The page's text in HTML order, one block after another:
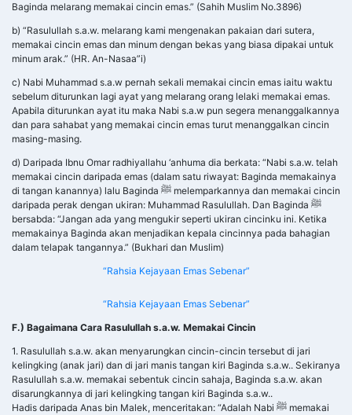
Baginda melarang memakai cincin emas.” (Sahih Muslim No.3896)
b) “Rasulullah s.a.w. melarang kami mengenakan pakaian dari sutera,
memakai cincin emas dan minum dengan bekas yang biasa dipakai untuk
minum arak.” (HR. An-Nasaa”i)
c) Nabi Muhammad s.a.w pernah sekali memakai cincin emas iaitu waktu
sebelum diturunkan lagi ayat yang melarang orang lelaki memakai emas.
Apabila diturunkan ayat itu maka Nabi s.a.w pun segera menanggalkannya
dan para sahabat yang memakai cincin emas turut menanggalkan cincin
masing-masing.
d) Daripada Ibnu Omar radhiyallahu ‘anhuma dia berkata: “Nabi s.a.w. telah
memakai cincin daripada emas (dalam satu riwayat: Baginda memakainya
di tangan kanannya) lalu Baginda ﷺ melemparkannya dan memakai cincin
daripada perak dengan ukiran: Muhammad Rasulullah. Dan Baginda ﷺ
bersabda: “Jangan ada yang mengukir seperti ukiran cincinku ini. Ketika
memakainya Baginda akan menjadikan kepala cincinnya pada bahagian
dalam telapak tangannya.” (Bukhari dan Muslim)
“Rahsia Kejayaan Emas Sebenar”
“Rahsia Kejayaan Emas Sebenar”
F.) Bagaimana Cara Rasulullah s.a.w. Memakai Cincin
1. Rasulullah s.a.w. akan menyarungkan cincin-cincin tersebut di jari
kelingking (anak jari) dan di jari manis tangan kiri Baginda s.a.w.. Sekiranya
Rasulullah s.a.w. memakai sebentuk cincin sahaja, Baginda s.a.w. akan
disarungkannya di jari kelingking tangan kiri Baginda s.a.w..
Hadis daripada Anas bin Malek, menceritakan: “Adalah Nabi ﷺ memakai